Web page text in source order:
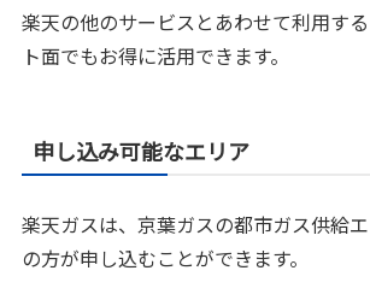
楽天の他のサービスとあわせて利用す
ト面でもお得に活用できます。
申し込み可能なエリア
楽天ガスは、京葉ガスの都市ガス供給
の方が申し込むことができます。